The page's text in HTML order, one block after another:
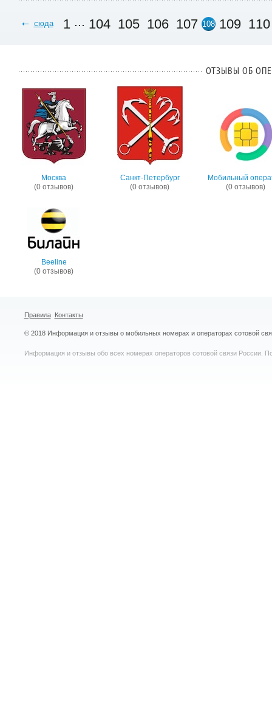
сюда 1 ... 104 105 106 107 108 109 110
ОТЗЫВЫ ОБ
Москва
(0 отзывов)
Санкт-Петербург
(0 отзывов)
Мобильный
(0 отзывов)
Beeline
(0 отзывов)
Правила Контакты
© 2018 Информация и отзывы о мобильных номерах и операторах сотовой
Информация и отзывы обо всех номерах операторов сотовой связи России.